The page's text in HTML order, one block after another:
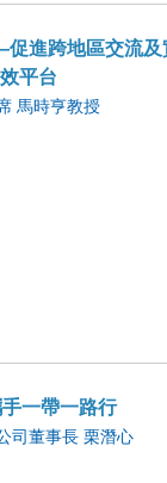
進跨地區交流及
平台
馬時亨教授
一帶一路行
司董事長 栗潛心